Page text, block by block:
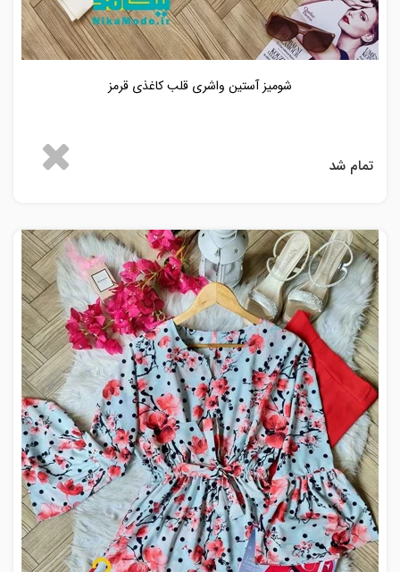
شومیز آستین واشری قلب کاغذی قرمز
تمام شد